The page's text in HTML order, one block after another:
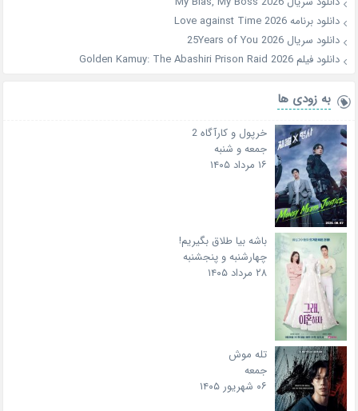
دانلود برنامه Love against Time 2026
دانلود سریال 25Years of You 2026
دانلود فیلم Golden Kamuy: The Abashiri Prison Raid 2026
به زودی ها
خرپول و کارآگاه 2
جمعه و شنبه
۱۶ مرداد ۱۴۰۵
باشه بیا طلاق بگیریم!
چهارشنبه و پنجشنبه
۲۸ مرداد ۱۴۰۵
تله موش
جمعه
۰۶ شهریور ۱۴۰۵